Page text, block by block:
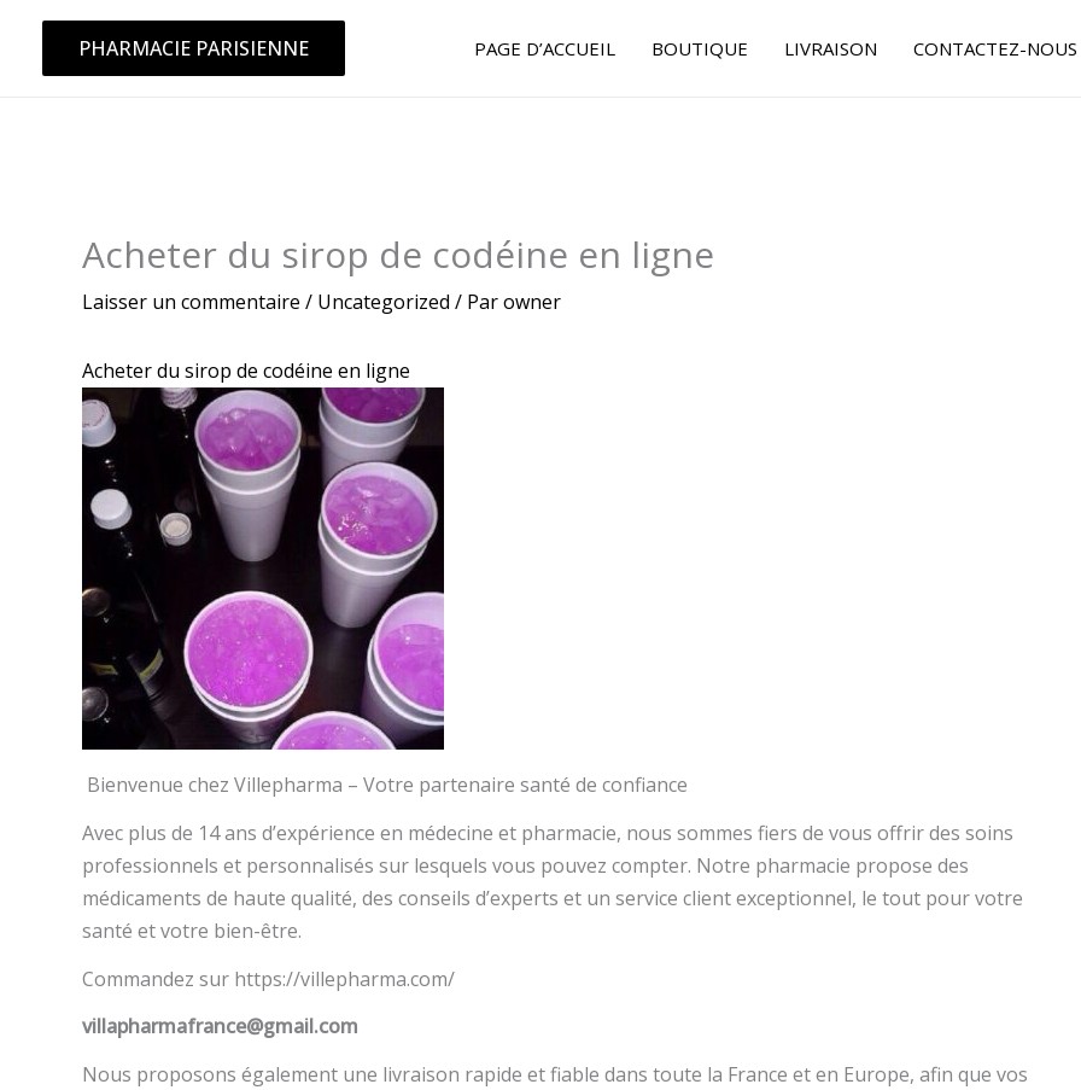
contenu
PHARMACIE PARISIENNE PAGE D’ACCUEIL BOUTIQUE LIVRAISON CONTACTEZ-NOUS
Acheter du sirop de codéine en ligne
Laisser un commentaire / Uncategorized / Parowner
Acheter du sirop de codéine en ligne
Bienvenue chez Villepharma – Votre partenaire santé de confiance
Avec plus de 14 ans d’expérience en médecine et pharmacie, nous sommes fiers de vous offrir des soins
professionnels et personnalisés sur lesquels vous pouvez compter. Notre pharmacie propose des
médicaments de haute qualité, des conseils d’experts et un service client exceptionnel, le tout pour votre
santé et votre bien-être.
Commandez sur https://villepharma.com/
villapharmafrance@gmail.com
Nous proposons également une livraison rapide et fiable dans toute la France et en Europe, afin que vos